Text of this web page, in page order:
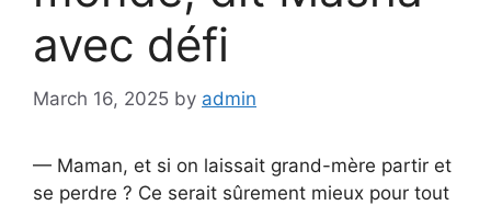
avec défi
March 16, 2025 by admin
— Maman, et si on laissait grand-mère partir et
se perdre ? Ce serait sûrement mieux pour tout